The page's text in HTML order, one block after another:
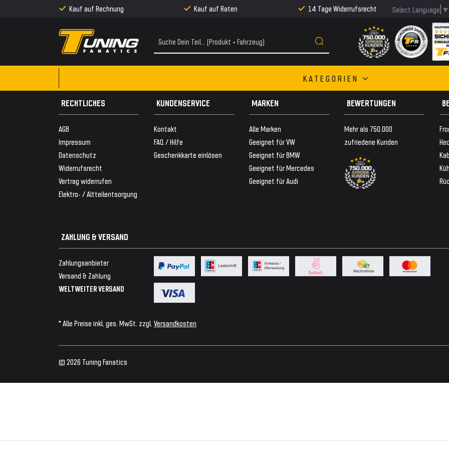
Kauf auf Rechnung Kauf auf Raten 14 Tage Widerrufsrecht Select Language ▼
KATEGORIEN
RECHTLICHES
AGB
Impressum
Datenschutz
Widerrufsrecht
Vertrag widerrufen
Elektro- / Altteilentsorgung
KUNDENSERVICE
Kontakt
FAQ / Hilfe
Geschenkkarte einlösen
MARKEN
Alle Marken
Geeignet für VW
Geeignet für BMW
Geeignet für Mercedes
Geeignet für Audi
BEWERTUNGEN
Mehr als 750.000
zufriedene Kunden
ZAHLUNG & VERSAND
Zahlungsanbieter
Versand & Zahlung
WELTWEITER VERSAND
* Alle Preise inkl. ges. MwSt. zzgl. Versandkosten
© 2026 Tuning Fanatics